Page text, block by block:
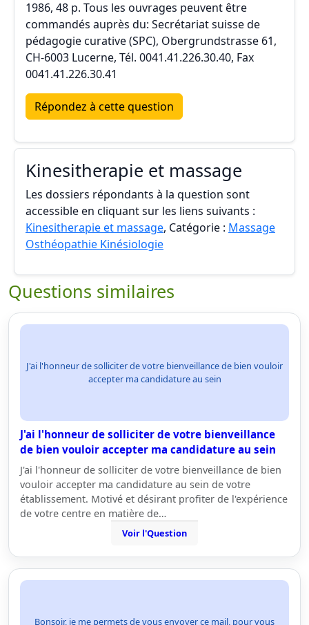
1986, 48 p. Tous les ouvrages peuvent être
commandés auprès du: Secrétariat suisse de
pédagogie curative (SPC), Obergrundstrasse 61,
CH-6003 Lucerne, Tél. 0041.41.226.30.40, Fax
0041.41.226.30.41
Répondez à cette question
Kinesitherapie et massage
Les dossiers répondants à la question sont
accessible en cliquant sur les liens suivants :
Kinesitherapie et massage, Catégorie : Massage
Osthéopathie Kinésiologie
Questions similaires
J'ai l'honneur de solliciter de votre bienveillance de bien vouloir
accepter ma candidature au sein
J'ai l'honneur de solliciter de votre bienveillance
de bien vouloir accepter ma candidature au sein
J'ai l'honneur de solliciter de votre bienveillance de bien
vouloir accepter ma candidature au sein de votre
établissement. Motivé et désirant profiter de l'expérience
de votre centre en matière de…
Voir l'Question
Bonsoir, je me permets de vous envoyer ce mail, pour vous